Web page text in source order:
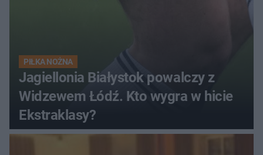
PIŁKA NOŻNA
Jagiellonia Białystok powalczy z
Widzewem Łódź. Kto wygra w hicie
Ekstraklasy?